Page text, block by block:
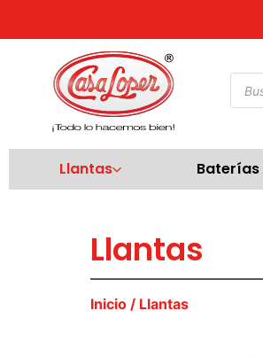
Llantas Baterías
Llantas
Inicio / Llantas